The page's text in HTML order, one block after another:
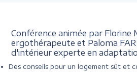
Conférence animée par Florine
ergothérapeute et Paloma
d'intérieur experte en
Des conseils pour un logement sût et